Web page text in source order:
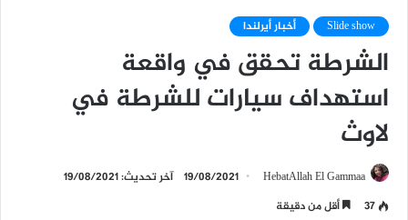
Slide show أخبار أيرلندا
الشرطة تحقق في واقعة
استهداف سيارات للشرطة في
لاوث
HebatAllah El Gammaa
19/08/2021 آخر تحديث: 19/08/2021
37
أقل من دقيقة